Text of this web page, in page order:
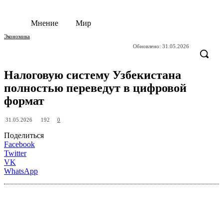
Мнение Мир
Экономика
Обновлено: 31.05.2026
Налоговую систему Узбекистана
полностью переведут в цифровой
формат
31.05.2026 192 0
Поделиться
Facebook
Twitter
VK
WhatsApp